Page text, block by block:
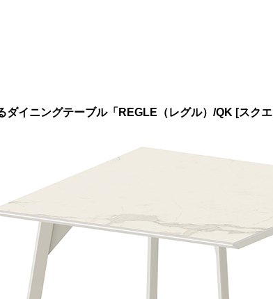
イニングテーブル「REGLE（レグル）/QK [スクエ